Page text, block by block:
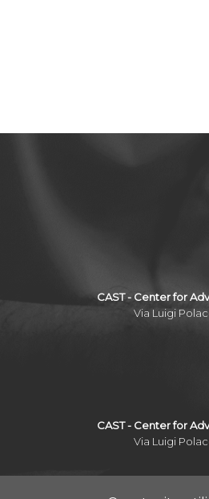
CAST - Center for
Via Luigi
CAST - Center for
Via Luigi